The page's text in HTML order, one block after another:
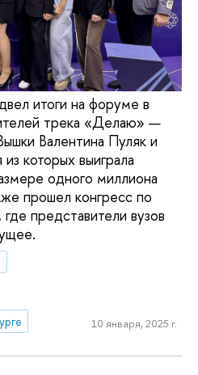
итоги на форуме в
трека «Делаю» —
Валентина Пуляк и
которых выиграла
одного миллиона
прошел конгресс по
представители вузов
10 января, 2025 г.